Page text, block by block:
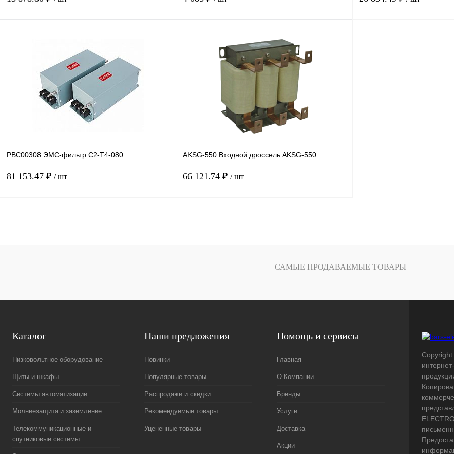
Купить в 1 клик Сравнение
В избранное Под заказ
В корзину
Купить в 1 клик Сравнение
Под заказ
PBC00308 ЭМС-фильтр C2-T4-080
81 153.47 ₽ / шт
Купить в 1 клик Сравнение
AKSG-550 Входной дроссель AKSG-550
66 121.74 ₽ / шт
Купить в 1 клик Сравнение
САМЫЕ ПРОДАВАЕМЫЕ ТОВАРЫ
Каталог
Низковольтное оборудование
Щиты и шкафы
Системы автоматизации
Молниезащита и заземление
Телекоммуникационные и
спутниковые системы
Наши предложения
Новинки
Популярные товары
Распродажи и скидки
Рекомендуемые товары
Уцененные товары
Помощь и сервисы
Главная
О Компании
Бренды
Услуги
Доставка
Акции